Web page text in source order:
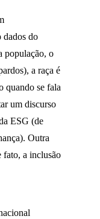
dados do
população, o
a raça é
quando se fala
um discurso
ESG (de
Outra
fato, a inclusão